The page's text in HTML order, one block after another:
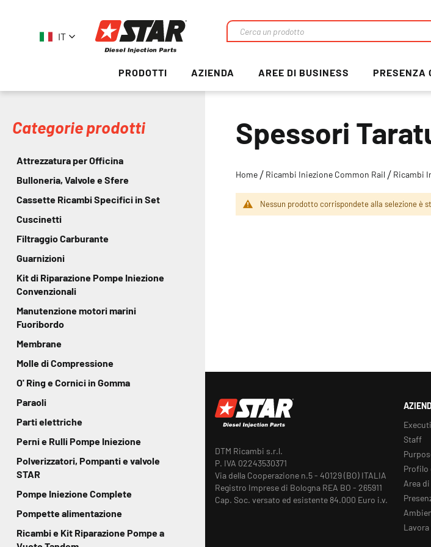
IT
Ricerca
PRODOTTI AZIENDA AREE DI BUSINESS PRESENZA
Spessori
Home Ricambi Iniezione Common Rail Ricambi
Nessun prodotto corrispondete alla selezione è
Categorie prodotti
Attrezzatura per Officina
Bulloneria, Valvole e Sfere
Cassette Ricambi Specifici in Set
Cuscinetti
Filtraggio Carburante
Guarnizioni
Kit di Riparazione Pompe Iniezione
Convenzionali
Manutenzione motori marini
Fuoribordo
Membrane
Molle di Compressione
O' Ring e Cornici in Gomma
Paraoli
Parti elettriche
Perni e Rulli Pompe Iniezione
Polverizzatori, Pompanti e valvole
STAR
Pompe Iniezione Complete
Pompette alimentazione
Ricambi e Kit Riparazione Pompe a
DTM Ricambi s.r.l.
P. IVA 02243530371
Via della Cooperazione n.5 - 40129 (BO) ITALIA
Registro Imprese di Bologna REA BO - 265911
Cap. Soc. versato ed esistente 84.000 Euro i.v.
Staff
Profilo
Area